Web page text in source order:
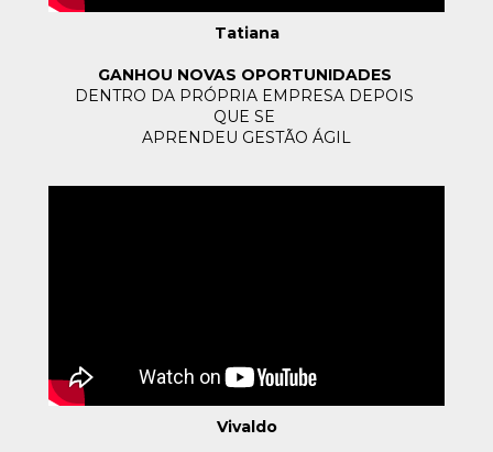
Tatiana
GANHOU NOVAS OPORTUNIDADES
DENTRO DA PRÓPRIA EMPRESA DEPOIS
QUE SE
APRENDEU GESTÃO ÁGIL
Vivaldo